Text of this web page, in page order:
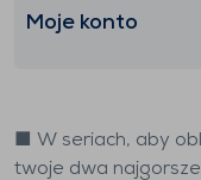
Moje konto
■ W seriach, aby
twoje dwa